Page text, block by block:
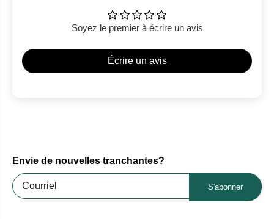
Soyez le premier à écrire un avis
Écrire un avis
Envie de nouvelles tranchantes?
S'abonner